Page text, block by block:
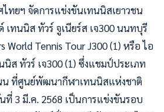
ทยฯ จัดการแข่งขันเทนนิสเยาวชน
เทนนิส ทัวร์ จูเนียร์ส เจ300 นนทบุรี
World Tennis Tour J300 (1) หรือ ไอ
นิส ทัวร์ เจ300 (1) ซึ่งแชมป์ประเภท
น ที่ศูนย์พัฒนากีฬาเทนนิสแห่งชาติ
ที่ 3 มี.ค. 2568 เป็นการแข่งขันรอบ